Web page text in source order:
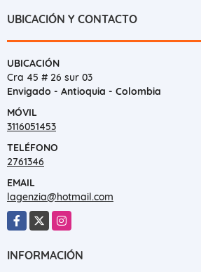
UBICACIÓN
Cra 45 # 26 sur 03
Envigado - Antioquia - Colombia
MÓVIL
3116051453
TELÉFONO
2761346
EMAIL
lagenzia@hotmail.com